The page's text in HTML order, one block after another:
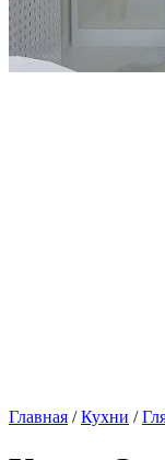
Главная /Кухни /